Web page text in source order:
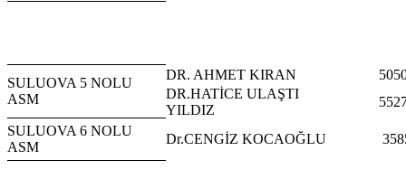
SULUOVA 5 NOLU
ASM
DR. AHMET KIRAN
DR.HATİCE ULAŞTI
YILDIZ
SULUOVA 6 NOLU
ASM
Dr.CENGİZ KOCAOĞLU